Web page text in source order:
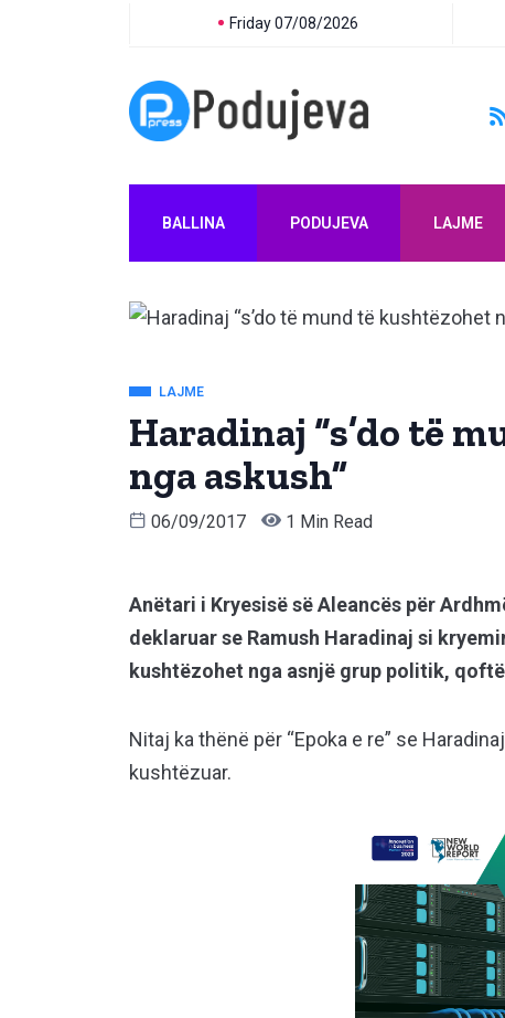
Friday 07/08/2026
BALLINA PODUJEVA LAJME
LAJME
Haradinaj “s’do të
nga askush”
06/09/2017 1 Min Read
Anëtari i Kryesisë së Aleancës për
deklaruar se Ramush Haradinaj si
kushtëzohet nga asnjë grup politik,
Nitaj ka thënë për “Epoka e re” se
kushtëzuar.